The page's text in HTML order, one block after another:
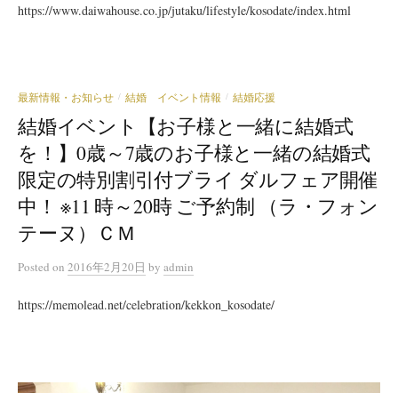
https://www.daiwahouse.co.jp/jutaku/lifestyle/kosodate/index.html
最新情報・お知らせ / 結婚 イベント情報 / 結婚応援
結婚イベント【お子様と一緒に結婚式
を！】0歳～7歳のお子様と一緒の結婚式
限定の特別割引付ブライ ダルフェア開催
中！ ※11 時～20時 ご予約制 （ラ・フォン
テーヌ）ＣＭ
Posted on 2016年2月20日 by admin
https://memolead.net/celebration/kekkon_kosodate/